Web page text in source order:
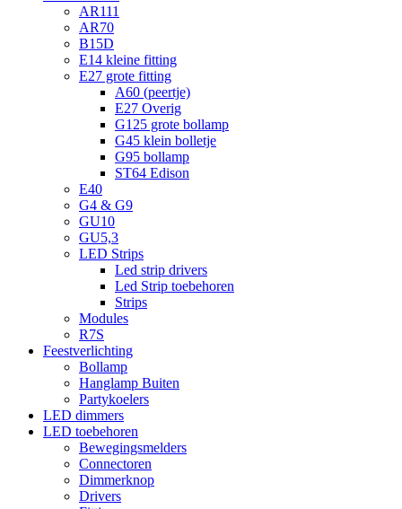
AR111
AR70
B15D
E14 kleine fitting
E27 grote fitting
A60 (peertje)
E27 Overig
G125 grote bollamp
G45 klein bolletje
G95 bollamp
ST64 Edison
E40
G4 & G9
GU10
GU5,3
LED Strips
Led strip drivers
Led Strip toebehoren
Strips
Modules
R7S
Feestverlichting
Bollamp
Hanglamp Buiten
Partykoelers
LED dimmers
LED toebehoren
Bewegingsmelders
Connectoren
Dimmerknop
Drivers